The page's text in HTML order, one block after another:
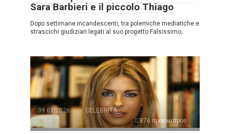
Sara Barbieri e il piccolo Thiago
Dopo settimane incandescenti, tra polemiche mediatiche e
strascichi giudiziari legati al suo progetto Falsissimo,
09.01.2026
CELEBRITÀ
876 просмотров